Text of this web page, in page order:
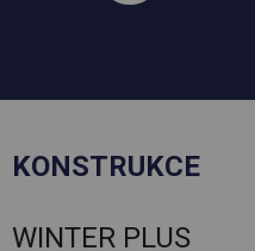
KONSTRUKCE
WINTER PLUS